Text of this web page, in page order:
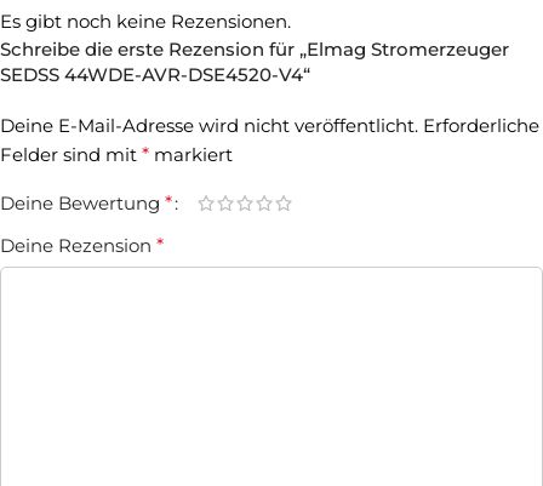
Es gibt noch keine Rezensionen.
Schreibe die erste Rezension für „Elmag Stromerzeuger
SEDSS 44WDE-AVR-DSE4520-V4“
Deine E-Mail-Adresse wird nicht veröffentlicht. Erforderliche
Felder sind mit * markiert
Deine Bewertung *
Deine Rezension *